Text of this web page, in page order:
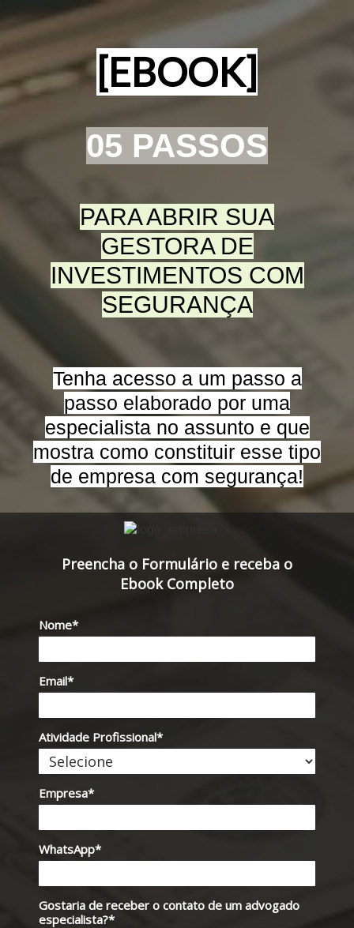
[EBOOK]
05 PASSOS
PARA ABRIR SUA
GESTORA DE
INVESTIMENTOS COM
SEGURANÇA
Tenha acesso a um passo a
passo elaborado por uma
especialista no assunto e que
mostra como constituir esse tipo
de empresa com segurança!
Preencha o Formulário e receba o
Ebook Completo
Nome*
Email*
Atividade Profissional*
Empresa*
WhatsApp*
Gostaria de receber o contato de um advogado
especialista?*